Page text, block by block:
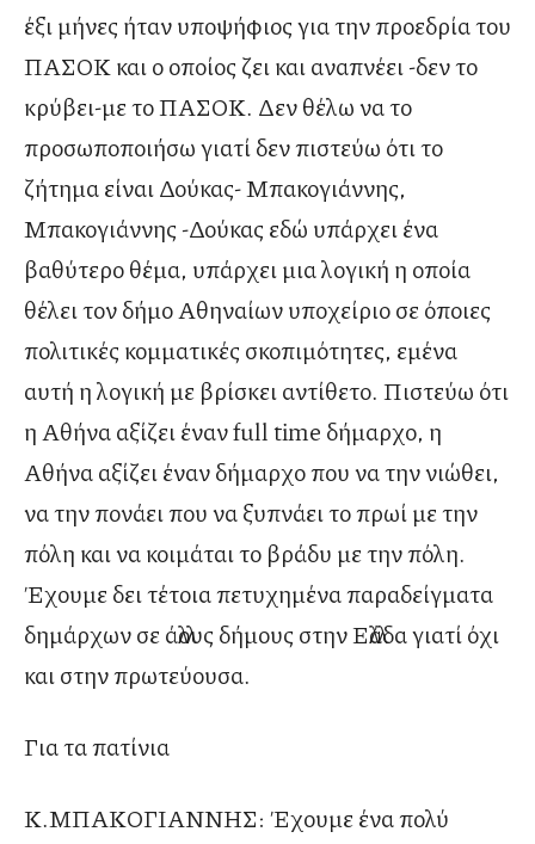
έξι μήνες ήταν υποψήφιος για την προεδρία του
ΠΑΣΟΚ και ο οποίος ζει και αναπνέει -δεν το
κρύβει-με το ΠΑΣΟΚ. Δεν θέλω να το
προσωποποιήσω γιατί δεν πιστεύω ότι το
ζήτημα είναι Δούκας- Μπακογιάννης,
Μπακογιάννης -Δούκας εδώ υπάρχει ένα
βαθύτερο θέμα, υπάρχει μια λογική η οποία
θέλει τον δήμο Αθηναίων υποχείριο σε όποιες
πολιτικές κομματικές σκοπιμότητες, εμένα
αυτή η λογική με βρίσκει αντίθετο. Πιστεύω ότι
η Αθήνα αξίζει έναν full time δήμαρχο, η
Αθήνα αξίζει έναν δήμαρχο που να την νιώθει,
να την πονάει που να ξυπνάει το πρωί με την
πόλη και να κοιμάται το βράδυ με την πόλη.
Έχουμε δει τέτοια πετυχημένα παραδείγματα
δημάρχων σε άλλους δήμους στην Ελλάδα γιατί όχι
και στην πρωτεύουσα.
Για τα πατίνια
Κ.ΜΠΑΚΟΓΙΑΝΝΗΣ: Έχουμε ένα πολύ